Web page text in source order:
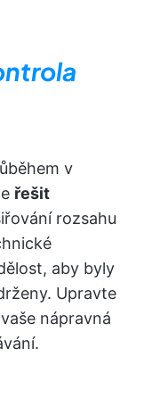
v
řešit
rozsahu
aby byly
Upravte
nápravná